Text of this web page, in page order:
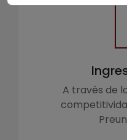
A través de